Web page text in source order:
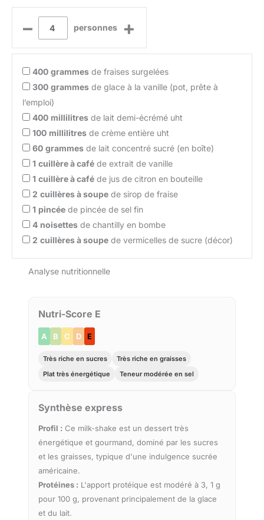
– personnes +
400 grammes de fraises surgelées
300 grammes de glace à la vanille (pot, prête à
l’emploi)
400 millilitres de lait demi-écrémé uht
100 millilitres de crème entière uht
60 grammes de lait concentré sucré (en boîte)
1 cuillère à café de extrait de vanille
1 cuillère à café de jus de citron en bouteille
2 cuillères à soupe de sirop de fraise
1 pincée de pincée de sel fin
4 noisettes de chantilly en bombe
2 cuillères à soupe de vermicelles de sucre (décor)
Analyse nutritionnelle
Nutri-Score E
A B C D E
Très riche en sucres
Très riche en graisses
Plat très énergétique
Teneur modérée en sel
Synthèse express
Profil : Ce milk-shake est un dessert très
énergétique et gourmand, dominé par les sucres
et les graisses, typique d'une indulgence sucrée
américaine.
Protéines : L'apport protéique est modéré à 3, 1 g
pour 100 g, provenant principalement de la glace
et du lait.